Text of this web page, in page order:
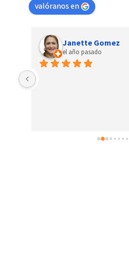
valóranos en
Janette Gomez
el año pasado